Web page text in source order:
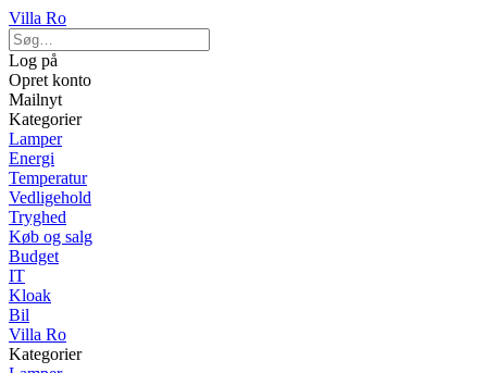
Villa Ro
Log på
Opret konto
Mailnyt
Kategorier
Lamper
Energi
Temperatur
Vedligehold
Tryghed
Køb og salg
Budget
IT
Kloak
Bil
Villa Ro
Kategorier